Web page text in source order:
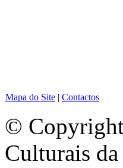
Mapa do Site | Contactos
© Copyright
Culturais